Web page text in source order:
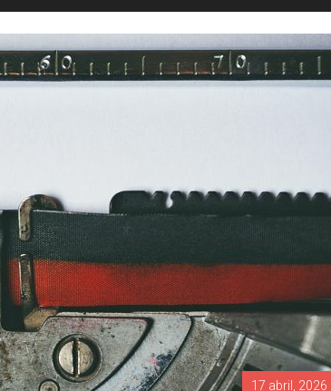
17 abril, 2026